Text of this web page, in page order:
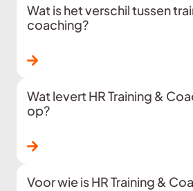
Wat is het verschil tussen
coaching?
Lees verder
Wat levert HR Training &
op?
Lees verder
Voor wie is HR Training &